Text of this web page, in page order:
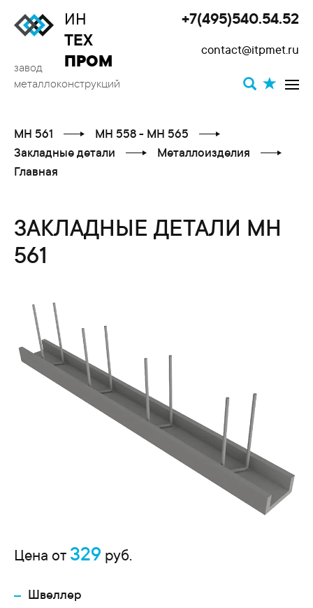
ИН
ТЕХ
ПРОМ
завод
металлоконструкций
+7(495)540.54.52
contact@itpmet.ru
МН 561
МН 558 - МН 565
Закладные детали
Металлоизделия
Главная
ЗАКЛАДНЫЕ ДЕТАЛИ МН
561
Цена от 329 руб.
Швеллер